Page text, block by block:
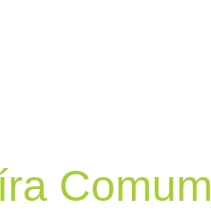
Comum